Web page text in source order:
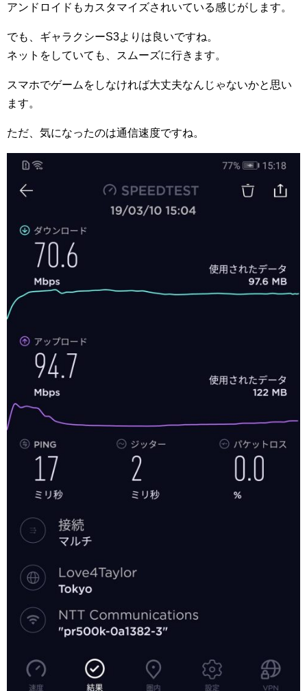
アンドロイドもカスタマイズされいている感じがします。
でも、ギャラクシーS3よりは良いですね。
ネットをしていても、スムーズに行きます。
スマホでゲームをしなければ大丈夫なんじゃないかと思い
ます。
ただ、気になったのは通信速度ですね。